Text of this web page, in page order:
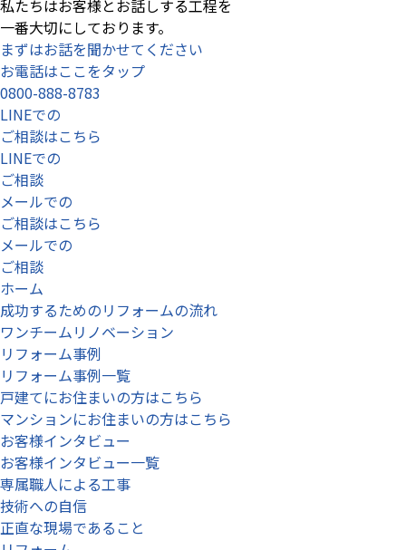
私たちはお客様とお話しする工程を
一番大切にしております。
まずはお話を聞かせてください
お電話はここをタップ
0800-888-8783
LINEでの
ご相談はこちら
LINEでの
ご相談
メールでの
ご相談はこちら
メールでの
ご相談
ホーム
成功するためのリフォームの流れ
ワンチームリノベーション
リフォーム事例
リフォーム事例一覧
戸建てにお住まいの方はこちら
マンションにお住まいの方はこちら
お客様インタビュー
お客様インタビュー一覧
専属職人による工事
技術への自信
正直な現場であること